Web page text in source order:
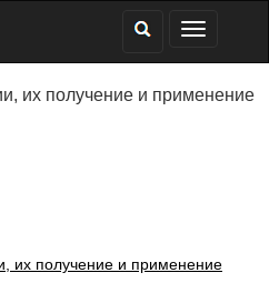
их получение и применение